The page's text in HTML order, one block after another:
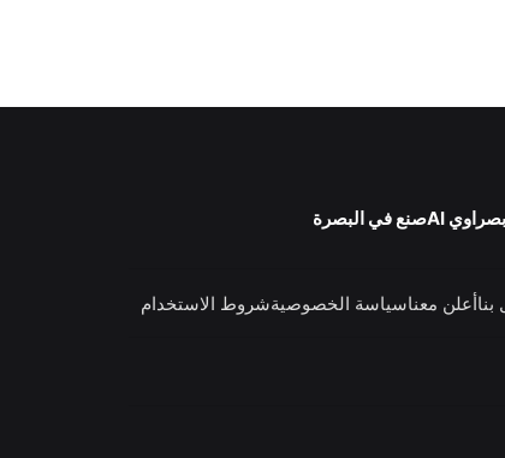
بصراوي AI صنع في البصرة
أعلن معناسياسة الخصوصيةشروط الاستخدام